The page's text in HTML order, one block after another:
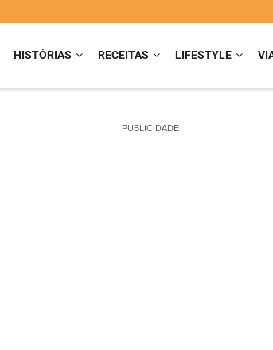
HISTÓRIAS RECEITAS LIFESTYLE
PUBLICIDADE